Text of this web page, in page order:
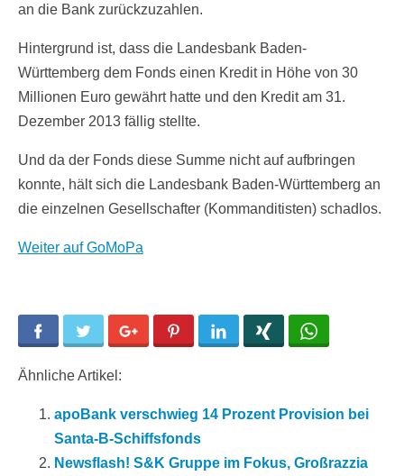
an die Bank zurückzuzahlen.
Hintergrund ist, dass die Landesbank Baden-
Württemberg dem Fonds einen Kredit in Höhe von 30
Millionen Euro gewährt hatte und den Kredit am 31.
Dezember 2013 fällig stellte.
Und da der Fonds diese Summe nicht auf aufbringen
konnte, hält sich die Landesbank Baden-Württemberg an
die einzelnen Gesellschafter (Kommanditisten) schadlos.
Weiter auf GoMoPa
Facebook Twitter Google+ Pinterest LinkedIn
Ähnliche Artikel:
apoBank verschwieg 14 Prozent Provision bei
Santa-B-Schiffsfonds
Newsflash! S&K Gruppe im Fokus, Großrazzia